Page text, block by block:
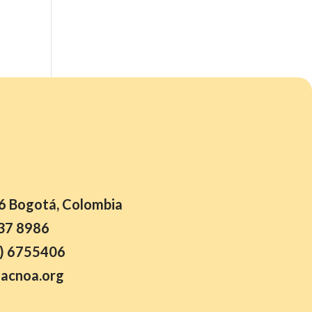
Bogotá, Colombia
8986
6755406